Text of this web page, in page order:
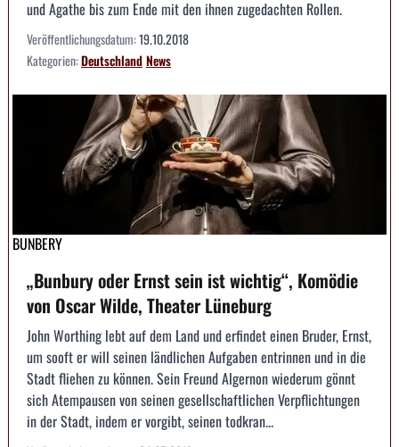
und Agathe bis zum Ende mit den ihnen zugedachten Rollen.
Veröffentlichungsdatum:19.10.2018
Kategorien:DeutschlandNews
BUNBERY
„Bunbury oder Ernst sein ist wichtig“, Komödie
von Oscar Wilde, Theater Lüneburg
John Worthing lebt auf dem Land und erfindet einen Bruder, Ernst,
um sooft er will seinen ländlichen Aufgaben entrinnen und in die
Stadt fliehen zu können. Sein Freund Algernon wiederum gönnt
sich Atempausen von seinen gesellschaftlichen Verpflichtungen
in der Stadt, indem er vorgibt, seinen todkran...